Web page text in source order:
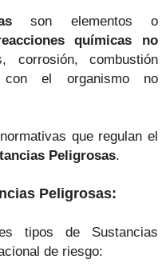
son elementos o
químicas no
corrosión, combustión
con el organismo no
que regulan el
Peligrosas.
Peligrosas:
tipos de Sustancias
de riesgo: